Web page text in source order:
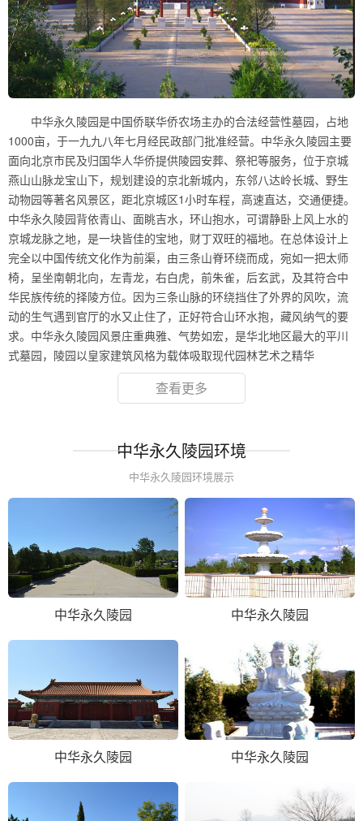
中华永久陵园是中国侨联华侨农场主办的合法经营性墓园，占地
1000亩，于一九九八年七月经民政部门批准经营。中华永久陵园主要
面向北京市民及归国华人华侨提供陵园安葬、祭祀等服务，位于京城
燕山山脉龙宝山下，规划建设的京北新城内，东邻八达岭长城、野生
动物园等著名风景区，距北京城区1小时车程，高速直达，交通便捷。
中华永久陵园背依青山、面眺吉水，环山抱水，可谓静卧上风上水的
京城龙脉之地，是一块皆佳的宝地，财丁双旺的福地。在总体设计上
完全以中国传统文化作为前渠，由三条山脊环绕而成，宛如一把太师
椅，呈坐南朝北向，左青龙，右白虎，前朱雀，后玄武，及其符合中
华民族传统的择陵方位。因为三条山脉的环绕挡住了外界的风吹，流
动的生气遇到官厅的水又止住了，正好符合山环水抱，藏风纳气的要
求。中华永久陵园风景庄重典雅、气势如宏，是华北地区最大的平川
式墓园，陵园以皇家建筑风格为载体吸取现代园林艺术之精华
查看更多
中华永久陵园环境
中华永久陵园环境展示
中华永久陵园 中华永久陵园
中华永久陵园 中华永久陵园